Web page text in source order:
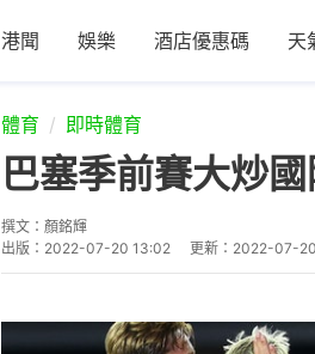
港聞 娛樂 酒店優惠碼 天
體育 即時體育
巴塞季前賽大炒
撰文： 顏銘輝
出版： 2022-07-20 13:02 更新： 2022-07-